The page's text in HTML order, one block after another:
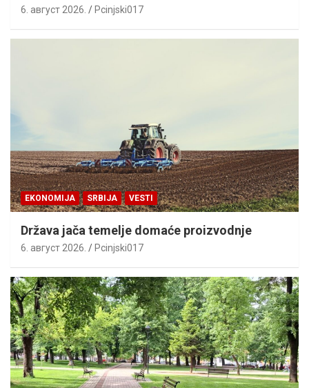
6. август 2026. Pcinjski017
EKONOMIJA SRBIJA VESTI
Država jača temelje domaće proizvodnje
6. август 2026. Pcinjski017